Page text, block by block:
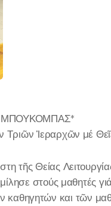
ΜΠΟΥΚΟΜΠΑΣ*
Ἱεραρχῶν μέ
τῆς Θείας
στούς μαθητές
καθηγητών και τῶν